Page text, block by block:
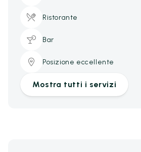
Ristorante
Bar
Posizione eccellente
Mostra tutti i servizi